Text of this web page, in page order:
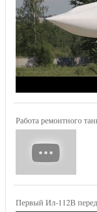
Работа ремонтного
Первый Ил-112В